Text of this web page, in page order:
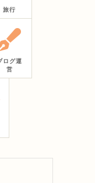
旅行
ログ運
営